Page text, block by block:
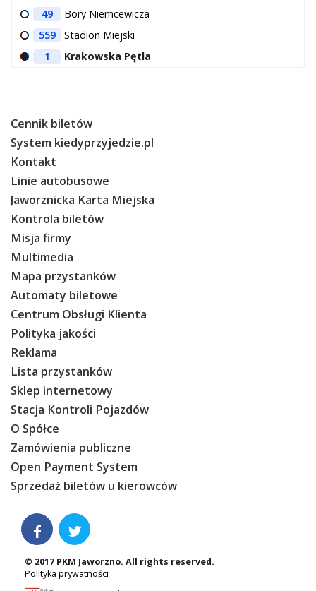
49
Bory Niemcewicza
559
Stadion Miejski
1
Krakowska Pętla
Cennik biletów
System kiedyprzyjedzie.pl
Kontakt
Linie autobusowe
Jaworznicka Karta Miejska
Kontrola biletów
Misja firmy
Multimedia
Mapa przystanków
Automaty biletowe
Centrum Obsługi Klienta
Polityka jakości
Reklama
Lista przystanków
Sklep internetowy
Stacja Kontroli Pojazdów
O Spółce
Zamówienia publiczne
Open Payment System
Sprzedaż biletów u kierowców
 
© 2017 PKM Jaworzno. All rights reserved.
Polityka prywatności